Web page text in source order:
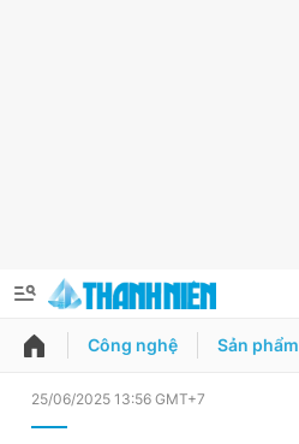
QUẢNG CÁO ĐẶT BÁO
Công nghệ Sản phẩm
25/06/2025 13:56 GMT+7